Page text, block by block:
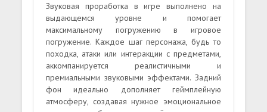
Звуковая проработка в игре выполнено на
выдающемся уровне и помогает
максимальному погружению в игровое
погружение. Каждое шаг персонажа, будь то
походка, атаки или интеракции с предметами,
аккомпанируется реалистичными и
премиальными звуковыми эффектами. Задний
фон идеально дополняет геймплейную
атмосферу, создавая нужное эмоциональное